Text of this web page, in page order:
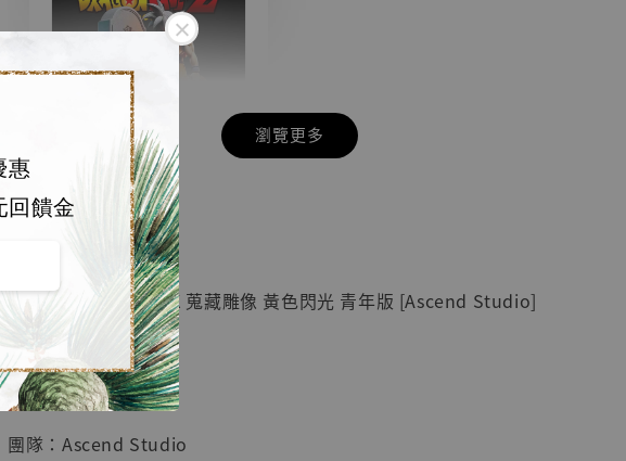
惠
回饋金
【店內現貨】七龍珠
系列蒐藏雕像 悟空
鳥山明紀念款 [奇蹟
工作室]
NT$ 4,280
NT$ 5,580
- +
加入購物車
瀏覽更多
🏝【無人島玩具】
【預購】火影忍者 GK 蒐藏雕像 黃色閃光 青年版 [Ascend Studio]
■ 商品資訊：
團隊：Ascend Studio